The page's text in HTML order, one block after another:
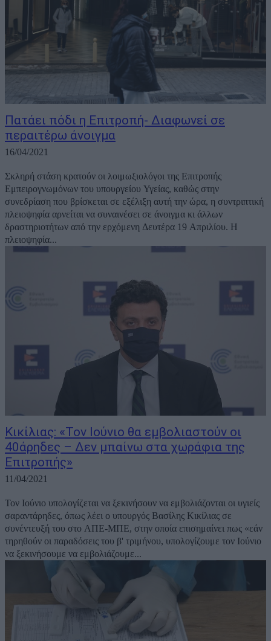
Πατάει πόδι η Επιτροπή- Διαφωνεί σε
περαιτέρω άνοιγμα
16/04/2021
Σκληρή στάση κρατούν οι λοιμωξιολόγοι της Επιτροπής
Εμπειρογνωμόνων του υπουργείου Υγείας, καθώς στην
συνεδρίαση που βρίσκεται σε εξέλιξη αυτή την ώρα, η συντριπτική
πλειοψηφία αρνείται να συναινέσει σε άνοιγμα κι άλλων
δραστηριοτήτων από την ερχόμενη Δευτέρα 19 Απριλίου. Η
πλειοψηφία...
Κικίλιας: «Τον Ιούνιο θα εμβολιαστούν οι
40άρηδες – Δεν μπαίνω στα χωράφια της
Επιτροπής»
11/04/2021
Τον Ιούνιο υπολογίζεται να ξεκινήσουν να εμβολιάζονται οι υγιείς
σαραντάρηδες, όπως λέει ο υπουργός Βασίλης Κικίλιας σε
συνέντευξή του στο ΑΠΕ-ΜΠΕ, στην οποία επισημαίνει πως «εάν
τηρηθούν οι παραδόσεις του β' τριμήνου, υπολογίζουμε τον Ιούνιο
να ξεκινήσουμε να εμβολιάζουμε...